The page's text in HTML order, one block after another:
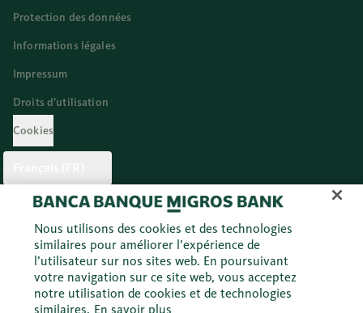
Protection des données
Informations légales
Impressum
Droits d’utilisation
Cookies
Twitter Facebook Instagram Youtube
© 2026 Banque Migros SA
Nous utilisons des cookies et des technologies
similaires pour améliorer l’expérience de
l’utilisateur sur nos sites web. En poursuivant
votre navigation sur ce site web, vous acceptez
notre utilisation de cookies et de technologies
similaires. En savoir plus